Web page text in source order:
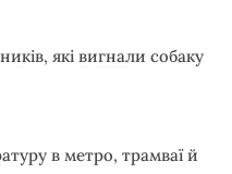
які вигнали собаку
в метро, трамваї й